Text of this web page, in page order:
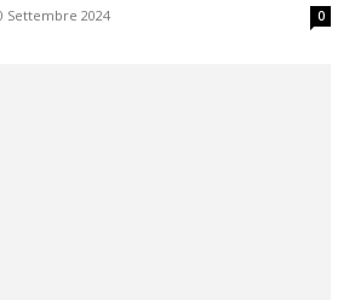
Settembre 2024 0